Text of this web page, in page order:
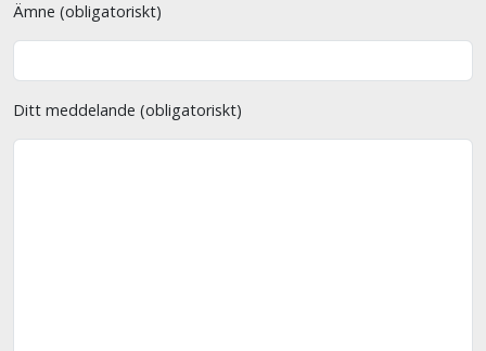
Ämne (obligatoriskt)
Ditt meddelande (obligatoriskt)